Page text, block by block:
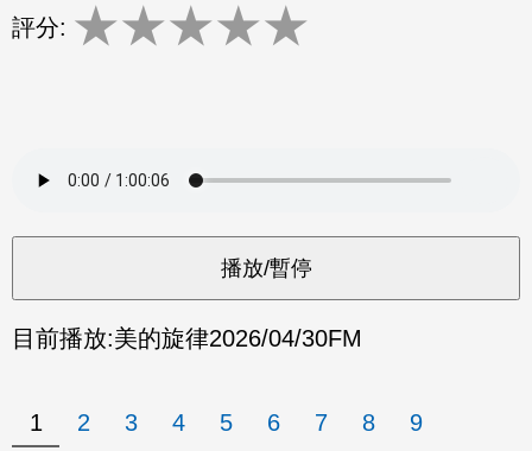
評分: ★★★★★
目前播放:美的旋律2026/04/30FM
1 2 3 4 5 6 7 8 9